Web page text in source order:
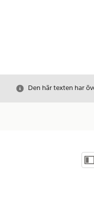
Stäng
Den här texten har